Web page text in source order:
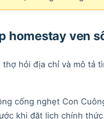
homestay ven
thợ hỏi địa chỉ và mô tả
cống nghẹt Con
khi đặt lịch chính